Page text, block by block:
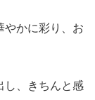
やかに彩り、お
し、きちんと感